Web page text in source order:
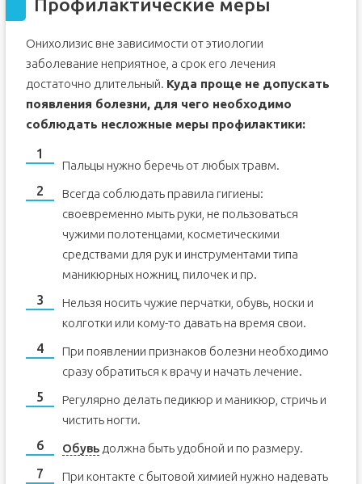
Профилактические меры
Онихолизис вне зависимости от этиологии
заболевание неприятное, а срок его лечения
достаточно длительный. Куда проще не допускать
появления болезни, для чего необходимо
соблюдать несложные меры профилактики:
Пальцы нужно беречь от любых травм.
Всегда соблюдать правила гигиены:
своевременно мыть руки, не пользоваться
чужими полотенцами, косметическими
средствами для рук и инструментами типа
маникюрных ножниц, пилочек и пр.
Нельзя носить чужие перчатки, обувь, носки и
колготки или кому-то давать на время свои.
При появлении признаков болезни необходимо
сразу обратиться к врачу и начать лечение.
Регулярно делать педикюр и маникюр, стричь и
чистить ногти.
Обувьдолжна быть удобной и по размеру.
При контакте с бытовой химией нужно надевать